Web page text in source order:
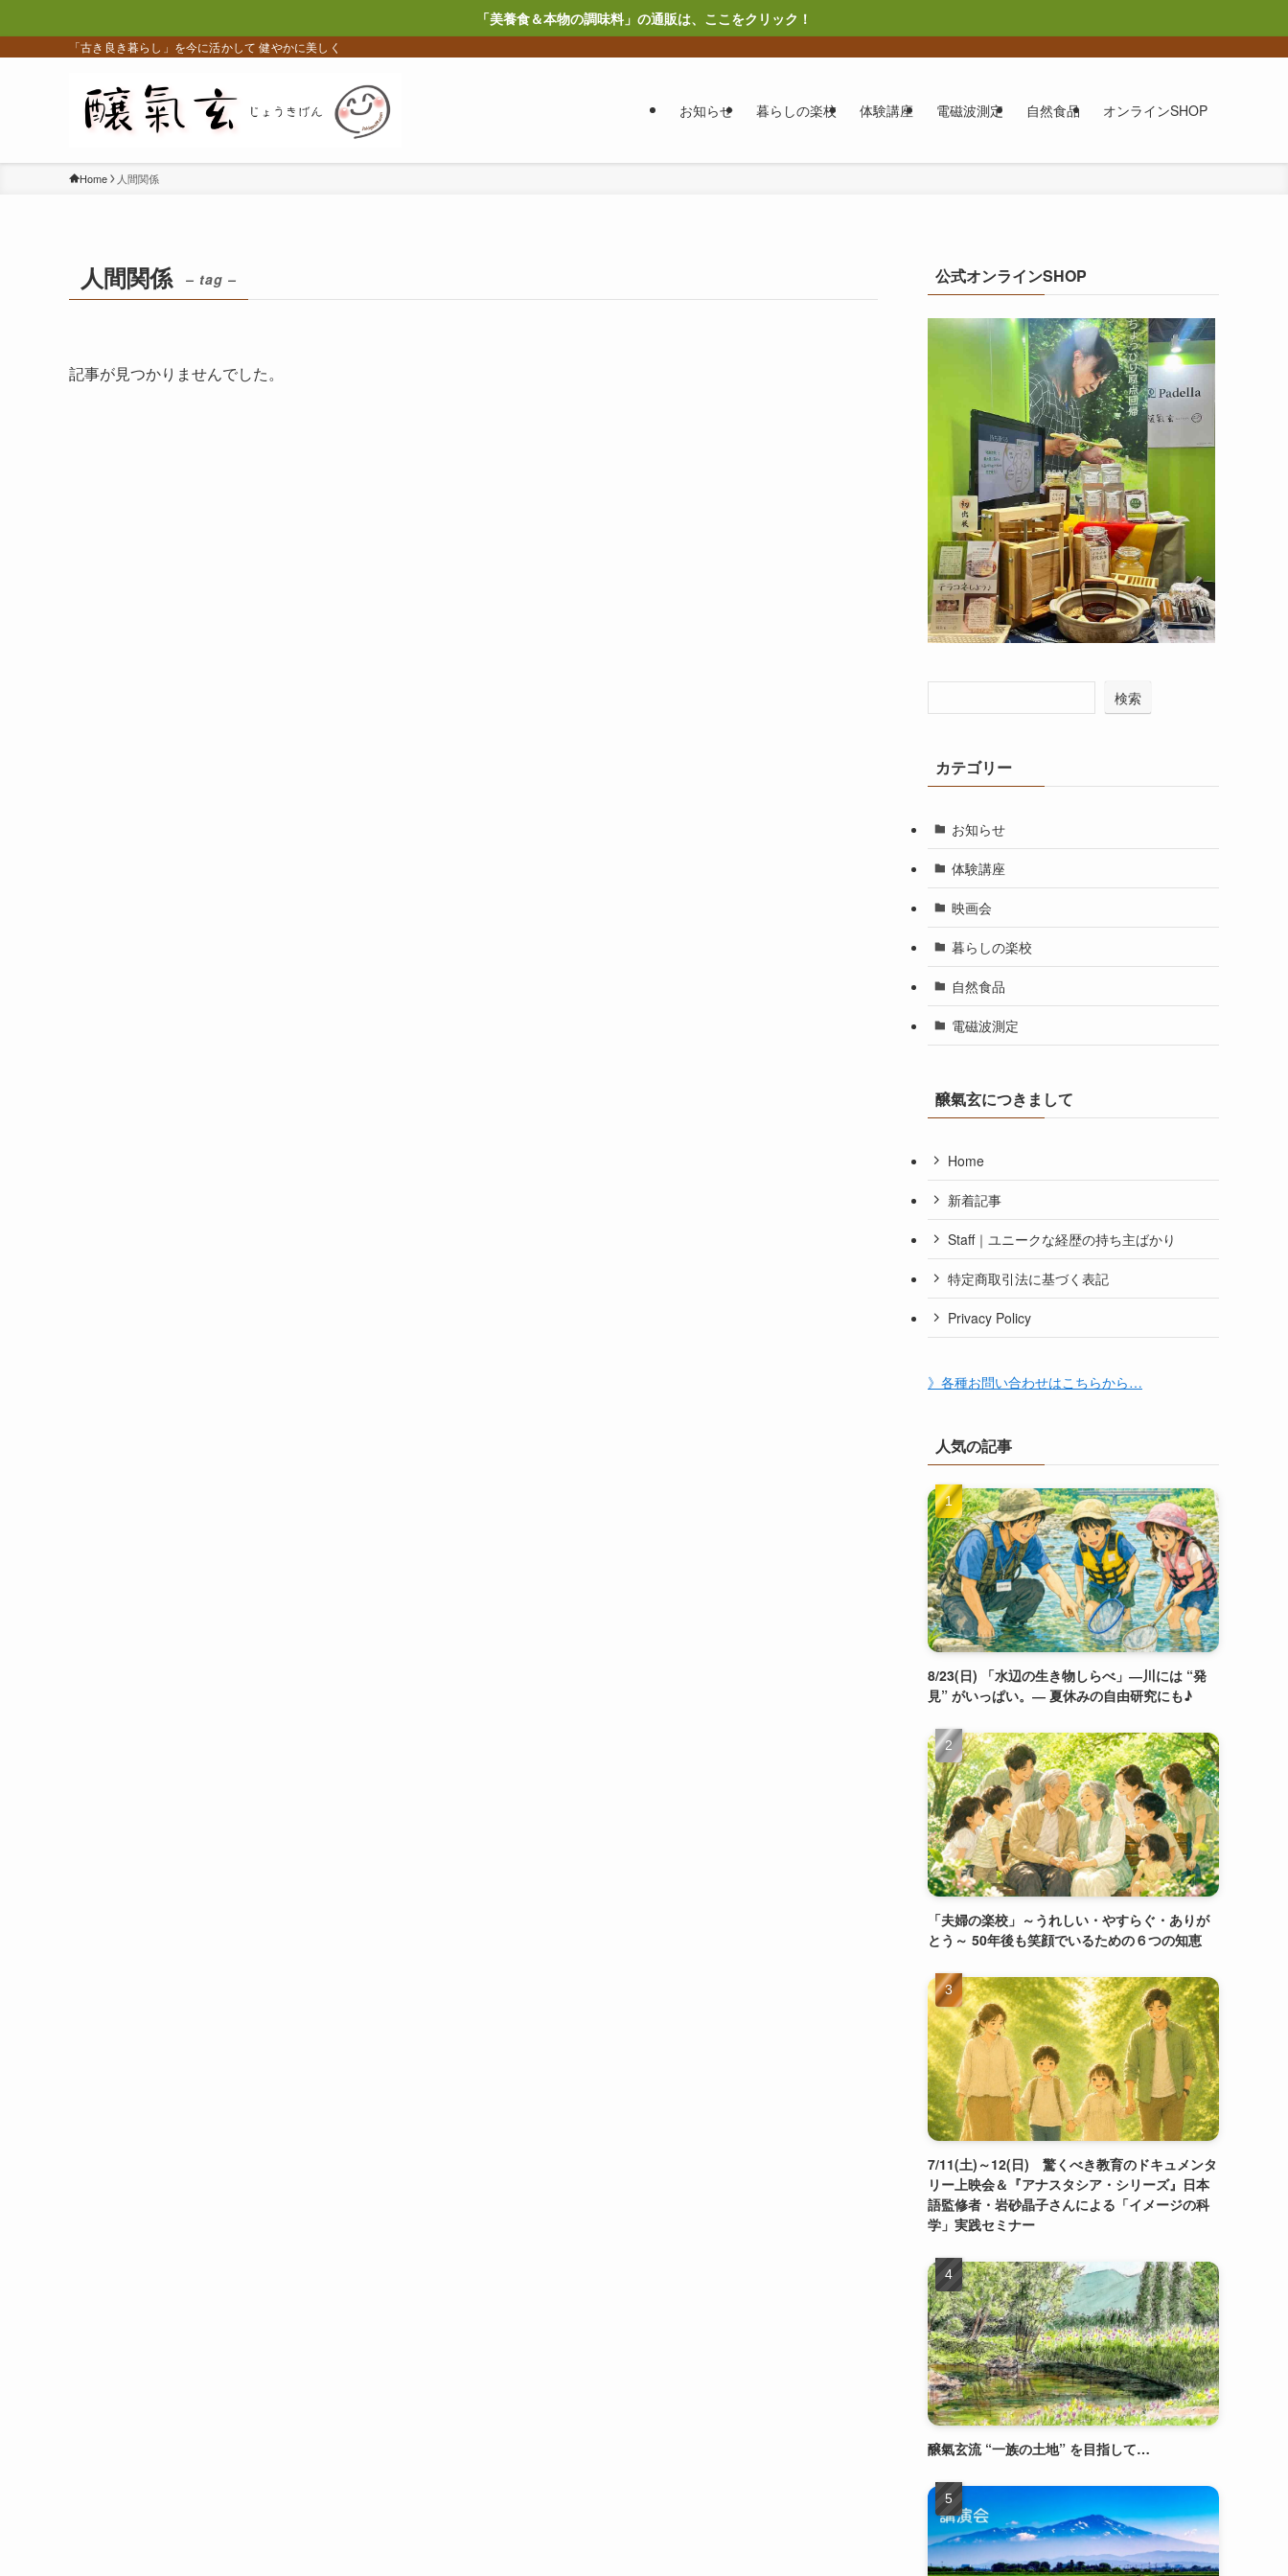
「美養食＆本物の調味料」の通販は、ここをクリック！
「古き良き暮らし」を今に活かして 健やかに美しく
お知らせ 暮らしの楽校 体験講座 電磁波測定 自然食品 オンラインSHOP
Home 人間関係
人間関係 – tag –
記事が見つかりませんでした。
公式オンラインSHOP
検索
カテゴリー
お知らせ
体験講座
映画会
暮らしの楽校
自然食品
電磁波測定
醸氣玄につきまして
Home
新着記事
Staff｜ユニークな経歴の持ち主ばかり
特定商取引法に基づく表記
Privacy Policy
》各種お問い合わせはこちらから…
人気の記事
8/23(日) 「水辺の生き物しらべ」―川には “発
見” がいっぱい。― 夏休みの自由研究にも♪
「夫婦の楽校」～うれしい・やすらぐ・ありが
とう～ 50年後も笑顔でいるための６つの知恵
7/11(土)～12(日) 驚くべき教育のドキュメンタ
リー上映会＆『アナスタシア・シリーズ』日本
語監修者・岩砂晶子さんによる「イメージの科
学」実践セミナー
醸氣玄流 “一族の土地” を目指して…